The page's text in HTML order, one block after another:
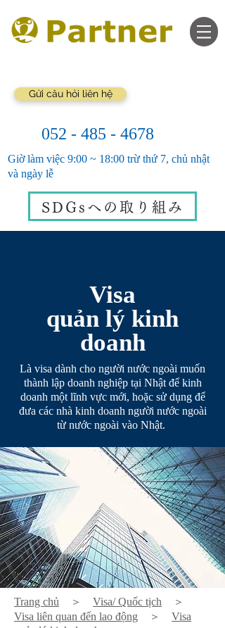
Gửi câu hỏi liên hệ
052 - 485 - 4678
Giờ làm việc 9:00 ~ 18:00 trừ thứ 7, chủ nhật
và ngày lễ
SDGsへの取り組み
Visa
quản lý kinh
doanh
Là visa dành cho người nước ngoài muốn
thành lập doanh nghiệp tại Nhật để kinh
doanh một lĩnh vực mới, hoặc sử dụng để
đưa các nhà kinh doanh người nước ngoài
từ nước ngoài vào Nhật.
Trang chủ ＞ Visa/ Quốc tịch ＞
Visa liên quan đến lao động ＞ Visa